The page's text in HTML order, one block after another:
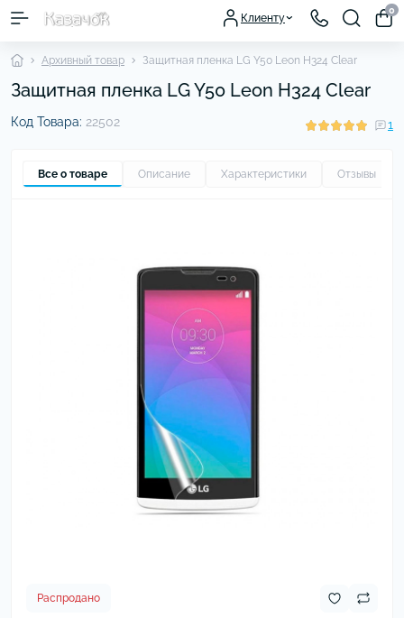
Клиенту
0
Архивный товар Защитная пленка LG Y50 Leon H324 Clear
Защитная пленка LG Y50 Leon H324 Clear
Код Товара: 22502 1
Все о товаре Описание Характеристики Отзывы
Распродано